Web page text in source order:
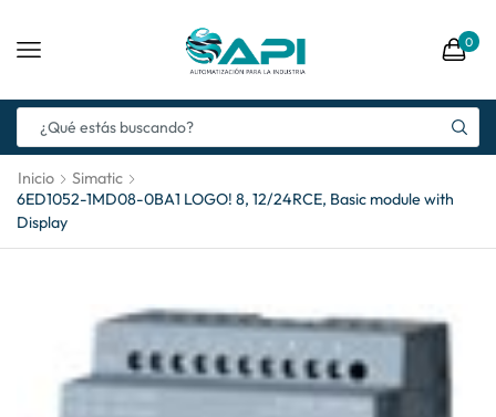
0
Inicio
Simatic
6ED1052-1MD08-0BA1 LOGO! 8, 12/24RCE, Basic module with
Display